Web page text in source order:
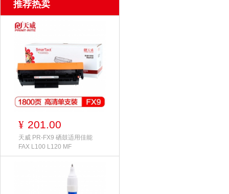
推荐热卖
¥ 201.00
天威 PR-FX9 硒鼓适用佳能
FAX L100 L120 MF